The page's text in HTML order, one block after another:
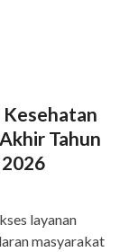
Kesehatan
Tahun
layanan
masyarakat